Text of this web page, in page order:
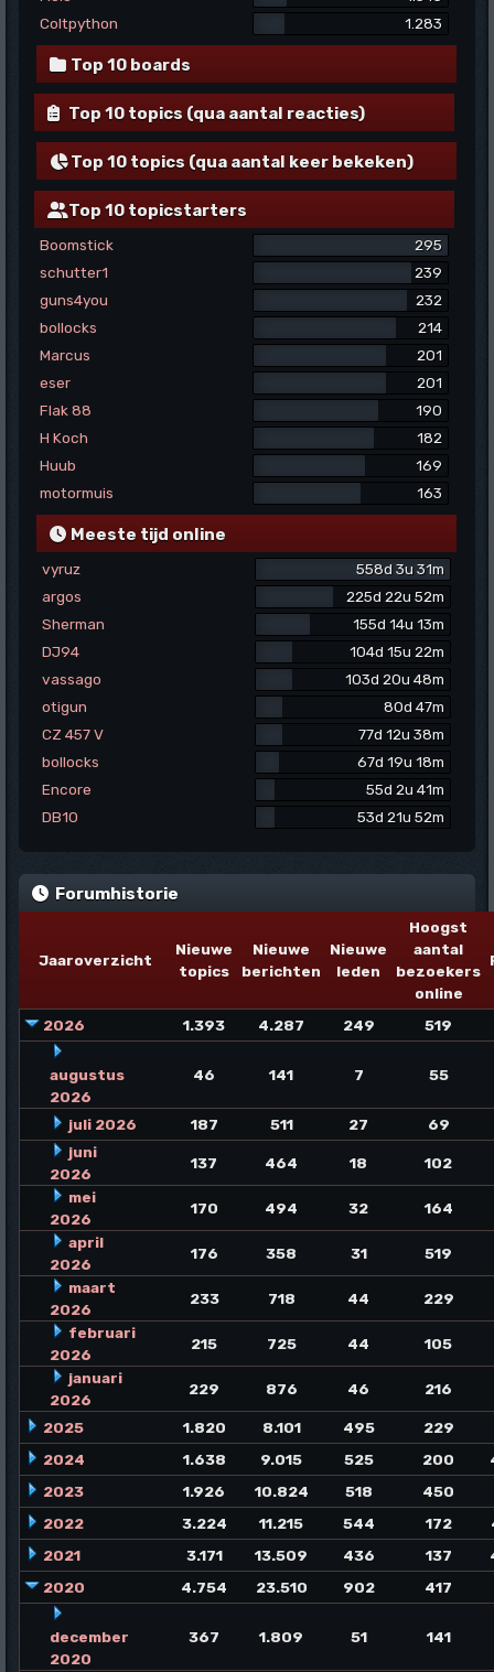
Coltpython
1.283
Top 10 boards
Top 10 topics (qua aantal reacties)
Top 10 topics (qua aantal keer bekeken)
Top 10 topicstarters
Boomstick
295
schutter1
239
guns4you
232
bollocks
214
Marcus
201
eser
201
Flak 88
190
H Koch
182
Huub
169
motormuis
163
Meeste tijd online
vyruz
558d 3u 31m
argos
225d 22u 52m
Sherman
155d 14u 13m
DJ94
104d 15u 22m
vassago
103d 20u 48m
otigun
80d 47m
CZ 457 V
77d 12u 38m
bollocks
67d 19u 18m
Encore
55d 2u 41m
DB10
53d 21u 52m
Forumhistorie
Jaaroverzicht
Nieuwe
topics
Nieuwe
berichten
Nieuwe
leden
Hoogst
aantal
bezoekers
online
2026 1.393 4.287 249 519
augustus
2026
46 141 7 55
juli 2026 187 511 27
69
juni
2026
137 464 18
102
mei
2026
170 494 32
164
april
2026
176 358 31
519
maart
2026
233 718 44
229
februari
2026
215 725 44
105
januari
2026
229 876 46 216
2025 1.820 8.101 495
229
2024
1.638 9.015 525 200
2023
1.926 10.824 518 450
2022
3.224 11.215 544 172
2021
3.171 13.509 436 137
2020
4.754 23.510 902 417
december
2020
367 1.809 51 141